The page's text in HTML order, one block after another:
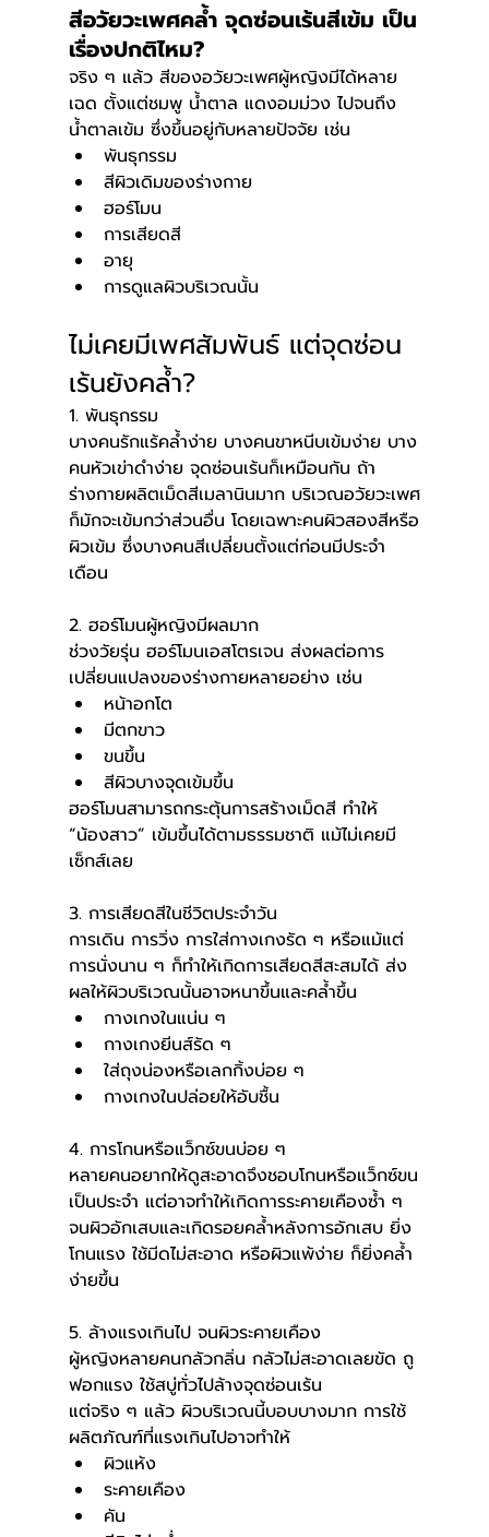
สีอวัยวะเพศคล้ำ จุดซ่อนเร้นสีเข้ม เป็น
เรื่องปกติไหม?
จริง ๆ แล้ว สีของอวัยวะเพศผู้หญิงมีได้หลาย
เฉด ตั้งแต่ชมพู น้ำตาล แดงอมม่วง ไปจนถึง
น้ำตาลเข้ม ซึ่งขึ้นอยู่กับหลายปัจจัย เช่น
พันธุกรรม
สีผิวเดิมของร่างกาย
ฮอร์โมน
การเสียดสี
อายุ
การดูแลผิวบริเวณนั้น
ไม่เคยมีเพศสัมพันธ์ แต่จุดซ่อน
เร้นยังคล้ำ?
1. พันธุกรรม
บางคนรักแร้คล้ำง่าย บางคนขาหนีบเข้มง่าย บาง
คนหัวเข่าดำง่าย จุดซ่อนเร้นก็เหมือนกัน ถ้า
ร่างกายผลิตเม็ดสีเมลานินมาก บริเวณอวัยวะเพศ
ก็มักจะเข้มกว่าส่วนอื่น โดยเฉพาะคนผิวสองสีหรือ
ผิวเข้ม ซึ่งบางคนสีเปลี่ยนตั้งแต่ก่อนมีประจำ
เดือน
2. ฮอร์โมนผู้หญิงมีผลมาก
ช่วงวัยรุ่น ฮอร์โมนเอสโตรเจน ส่งผลต่อการ
เปลี่ยนแปลงของร่างกายหลายอย่าง เช่น
หน้าอกโต
มีตกขาว
ขนขึ้น
สีผิวบางจุดเข้มขึ้น
ฮอร์โมนสามารถกระตุ้นการสร้างเม็ดสี ทำให้
“น้องสาว” เข้มขึ้นได้ตามธรรมชาติ แม้ไม่เคยมี
เซ็กส์เลย
3. การเสียดสีในชีวิตประจำวัน
การเดิน การวิ่ง การใส่กางเกงรัด ๆ หรือแม้แต่
การนั่งนาน ๆ ก็ทำให้เกิดการเสียดสีสะสมได้ ส่ง
ผลให้ผิวบริเวณนั้นอาจหนาขึ้นและคล้ำขึ้น
กางเกงในแน่น ๆ
กางเกงยีนส์รัด ๆ
ใส่ถุงน่องหรือเลกกิ้งบ่อย ๆ
กางเกงในปล่อยให้อับชื้น
4. การโกนหรือแว็กซ์ขนบ่อย ๆ
หลายคนอยากให้ดูสะอาดจึงชอบโกนหรือแว็กซ์ขน
เป็นประจำ แต่อาจทำให้เกิดการระคายเคืองซ้ำ ๆ
จนผิวอักเสบและเกิดรอยคล้ำหลังการอักเสบ ยิ่ง
โกนแรง ใช้มีดไม่สะอาด หรือผิวแพ้ง่าย ก็ยิ่งคล้ำ
ง่ายขึ้น
5. ล้างแรงเกินไป จนผิวระคายเคือง
ผู้หญิงหลายคนกลัวกลิ่น กลัวไม่สะอาดเลยขัด ถู
ฟอกแรง ใช้สบู่ทั่วไปล้างจุดซ่อนเร้น
แต่จริง ๆ แล้ว ผิวบริเวณนี้บอบบางมาก การใช้
ผลิตภัณฑ์ที่แรงเกินไปอาจทำให้
ผิวแห้ง
ระคายเคือง
คัน